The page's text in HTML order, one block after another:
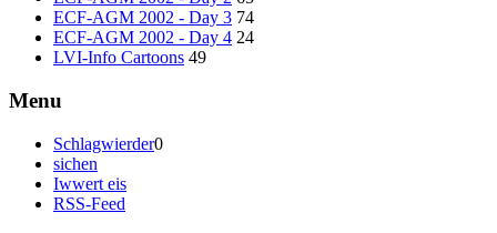
ECF-AGM 2002 - Day 3 74
ECF-AGM 2002 - Day 4 24
LVI-Info Cartoons 49
Menu
Schlagwierder0
sichen
Iwwert eis
RSS-Feed